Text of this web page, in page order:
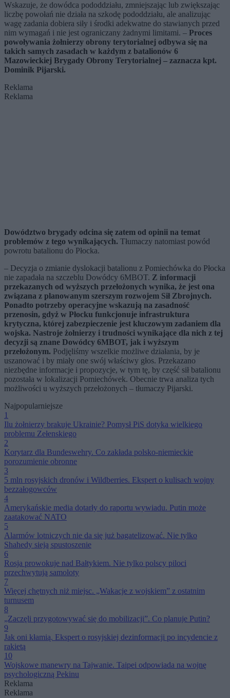
Wskazuje, że dowódca pododdziału, zmniejszając lub zwiększając
liczbę powołań nie działa na szkodę pododdziału, ale analizując
wagę zadania dobiera siły i środki adekwatne do stawianych przed
nim wymagań i nie jest ograniczany żadnymi limitami. – Proces
powoływania żołnierzy obrony terytorialnej odbywa się na
takich samych zasadach w każdym z batalionów 6
Mazowieckiej Brygady Obrony Terytorialnej – zaznacza kpt.
Dominik Pijarski.
Reklama
Reklama
Dowództwo brygady odcina się zatem od opinii na temat
problemów z tego wynikających. Tłumaczy natomiast powód
powrotu batalionu do Płocka.
– Decyzja o zmianie dyslokacji batalionu z Pomiechówka do Płocka
nie zapadała na szczeblu Dowódcy 6MBOT. Z informacji
przekazanych od wyższych przełożonych wynika, że jest ona
związana z planowanym szerszym rozwojem Sił Zbrojnych.
Ponadto potrzeby operacyjne wskazują na zasadność
przenosin, gdyż w Płocku funkcjonuje infrastruktura
krytyczna, której zabezpieczenie jest kluczowym zadaniem dla
wojska. Nastroje żołnierzy i trudności wynikające dla nich z tej
decyzji są znane Dowódcy 6MBOT, jak i wyższym
przełożonym. Podjęliśmy wszelkie możliwe działania, by je
uszanować i by miały one swój właściwy głos. Przekazano
niezbędne informacje i propozycje, w tym tę, by część sił batalionu
pozostała w lokalizacji Pomiechówek. Obecnie trwa analiza tych
możliwości u wyższych przełożonych – tłumaczy Pijarski.
Najpopularniejsze
1
Ilu żołnierzy brakuje Ukrainie? Pomysł PiS dotyka wielkiego
problemu Zełenskiego
2
Korytarz dla Bundeswehry. Co zakłada polsko-niemieckie
porozumienie obronne
3
5 mln rosyjskich dronów i Wildberries. Ekspert o kulisach wojny
bezzałogowców
4
Amerykańskie media dotarły do raportu wywiadu. Putin może
zaatakować NATO
5
Alarmów lotniczych nie da się już bagatelizować. Nie tylko
Shahedy sieją spustoszenie
6
Rosja prowokuje nad Bałtykiem. Nie tylko polscy piloci
przechwytują samoloty
7
Więcej chętnych niż miejsc. „Wakacje z wojskiem” z ostatnim
turnusem
8
„Zaczęli przygotowywać się do mobilizacji”. Co planuje Putin?
9
Jak oni kłamią. Ekspert o rosyjskiej dezinformacji po incydencie z
rakietą
10
Wojskowe manewry na Tajwanie. Taipei odpowiada na wojnę
psychologiczną Pekinu
Reklama
Reklama